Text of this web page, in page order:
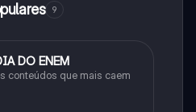
9
DO ENEM
conteúdos que mais caem